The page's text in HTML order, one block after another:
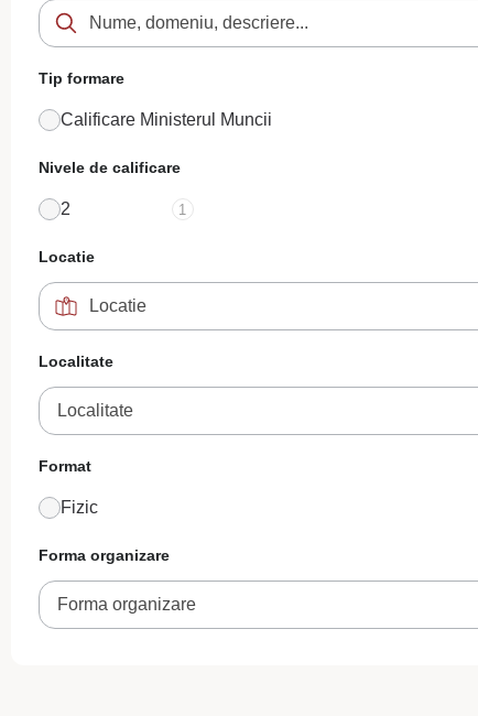
Tip formare
Calificare Ministerul Muncii
Nivele de calificare
2 1
Locatie
Localitate
Localitate
Format
Fizic
Forma organizare
Forma organizare